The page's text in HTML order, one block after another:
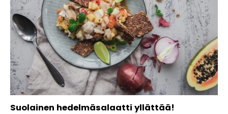
Suolainen hedelmäsalaatti yllättää!